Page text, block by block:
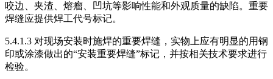
咬边、夹渣、熔瘤、凹坑等影响性能和外观质量的缺陷。重要
焊缝应提供焊工代号标记。
5.4.1.3 对现场安装时施焊的重要焊缝，实物上应有明显的用钢
印或涂漆做出的“安装重要焊缝”标记，并按相关技术要求进行
检验。